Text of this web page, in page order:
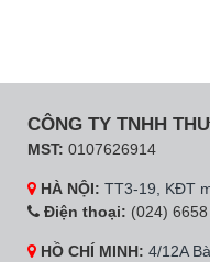
CÔNG TY TNHH
MST: 0107626914
HÀ NỘI: TT3-19, KĐT
Điện thoại: (024)
HỒ CHÍ MINH: 4/12A